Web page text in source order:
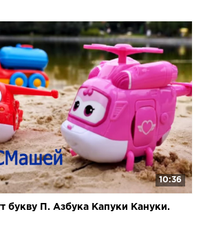
10:36
букву П. Азбука Капуки Кануки.